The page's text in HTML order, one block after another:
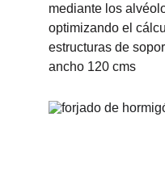
mediante los
optimizando el
estructuras de
ancho 120 cms